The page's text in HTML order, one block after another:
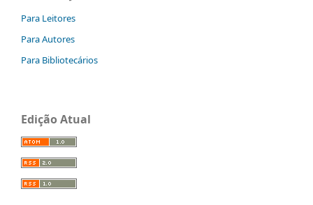
Para Leitores
Para Autores
Para Bibliotecários
Edição Atual